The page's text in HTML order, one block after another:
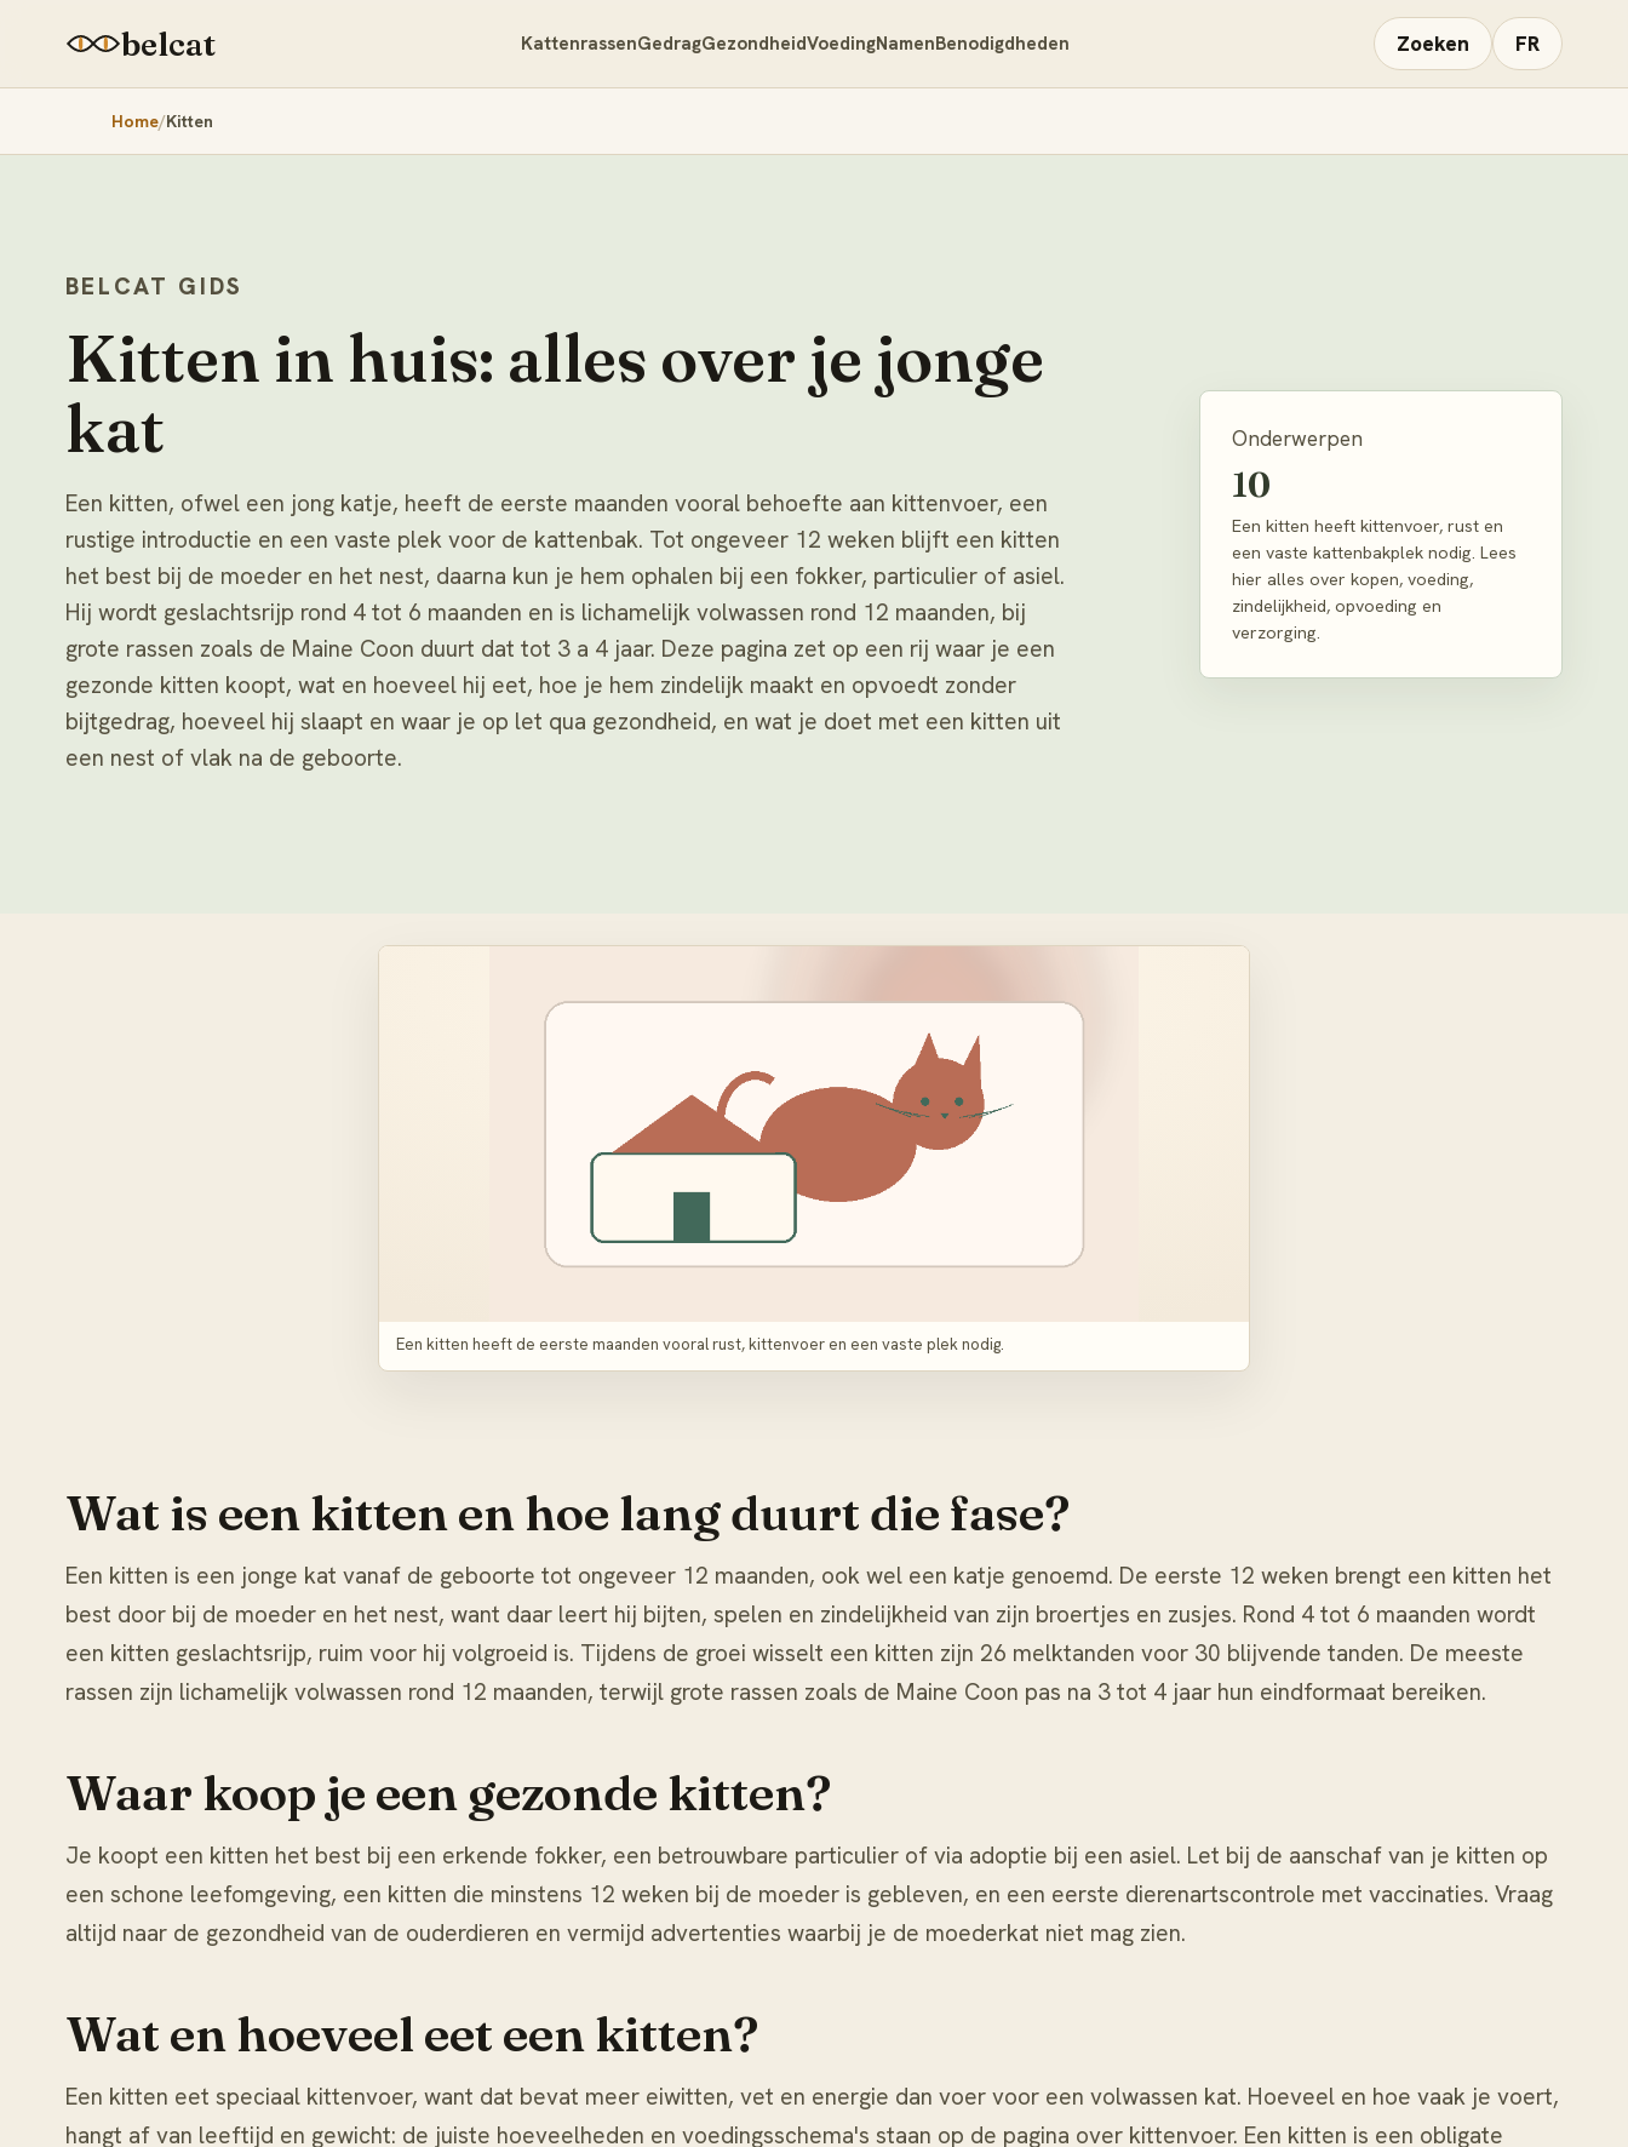
belcat KattenrassenGedragGezondheidVoedingNamenBenodigdheden Zoeken FR
Home Kitten
BELCAT GIDS
Kitten in huis: alles over je jonge
kat
Een kitten, ofwel een jong katje, heeft de eerste maanden vooral behoefte aan kittenvoer, een
rustige introductie en een vaste plek voor de kattenbak. Tot ongeveer 12 weken blijft een kitten
het best bij de moeder en het nest, daarna kun je hem ophalen bij een fokker, particulier of asiel.
Hij wordt geslachtsrijp rond 4 tot 6 maanden en is lichamelijk volwassen rond 12 maanden, bij
grote rassen zoals de Maine Coon duurt dat tot 3 a 4 jaar. Deze pagina zet op een rij waar je een
gezonde kitten koopt, wat en hoeveel hij eet, hoe je hem zindelijk maakt en opvoedt zonder
bijtgedrag, hoeveel hij slaapt en waar je op let qua gezondheid, en wat je doet met een kitten uit
een nest of vlak na de geboorte.
Onderwerpen
10
Een kitten heeft kittenvoer, rust en
een vaste kattenbakplek nodig. Lees
hier alles over kopen, voeding,
zindelijkheid, opvoeding en
verzorging.
Een kitten heeft de eerste maanden vooral rust, kittenvoer en een vaste plek nodig.
Wat is een kitten en hoe lang duurt die fase?
Een kitten is een jonge kat vanaf de geboorte tot ongeveer 12 maanden, ook wel een katje genoemd. De eerste 12 weken brengt een kitten het
best door bij de moeder en het nest, want daar leert hij bijten, spelen en zindelijkheid van zijn broertjes en zusjes. Rond 4 tot 6 maanden wordt
een kitten geslachtsrijp, ruim voor hij volgroeid is. Tijdens de groei wisselt een kitten zijn 26 melktanden voor 30 blijvende tanden. De meeste
rassen zijn lichamelijk volwassen rond 12 maanden, terwijl grote rassen zoals de Maine Coon pas na 3 tot 4 jaar hun eindformaat bereiken.
Waar koop je een gezonde kitten?
Je koopt een kitten het best bij een erkende fokker, een betrouwbare particulier of via adoptie bij een asiel. Let bij de aanschaf van je kitten op
een schone leefomgeving, een kitten die minstens 12 weken bij de moeder is gebleven, en een eerste dierenartscontrole met vaccinaties. Vraag
altijd naar de gezondheid van de ouderdieren en vermijd advertenties waarbij je de moederkat niet mag zien.
Wat en hoeveel eet een kitten?
Een kitten eet speciaal kittenvoer, want dat bevat meer eiwitten, vet en energie dan voer voor een volwassen kat. Hoeveel en hoe vaak je voert,
hangt af van leeftijd en gewicht: de juiste hoeveelheden en voedingsschema's staan op de pagina over kittenvoer. Een kitten is een obligate